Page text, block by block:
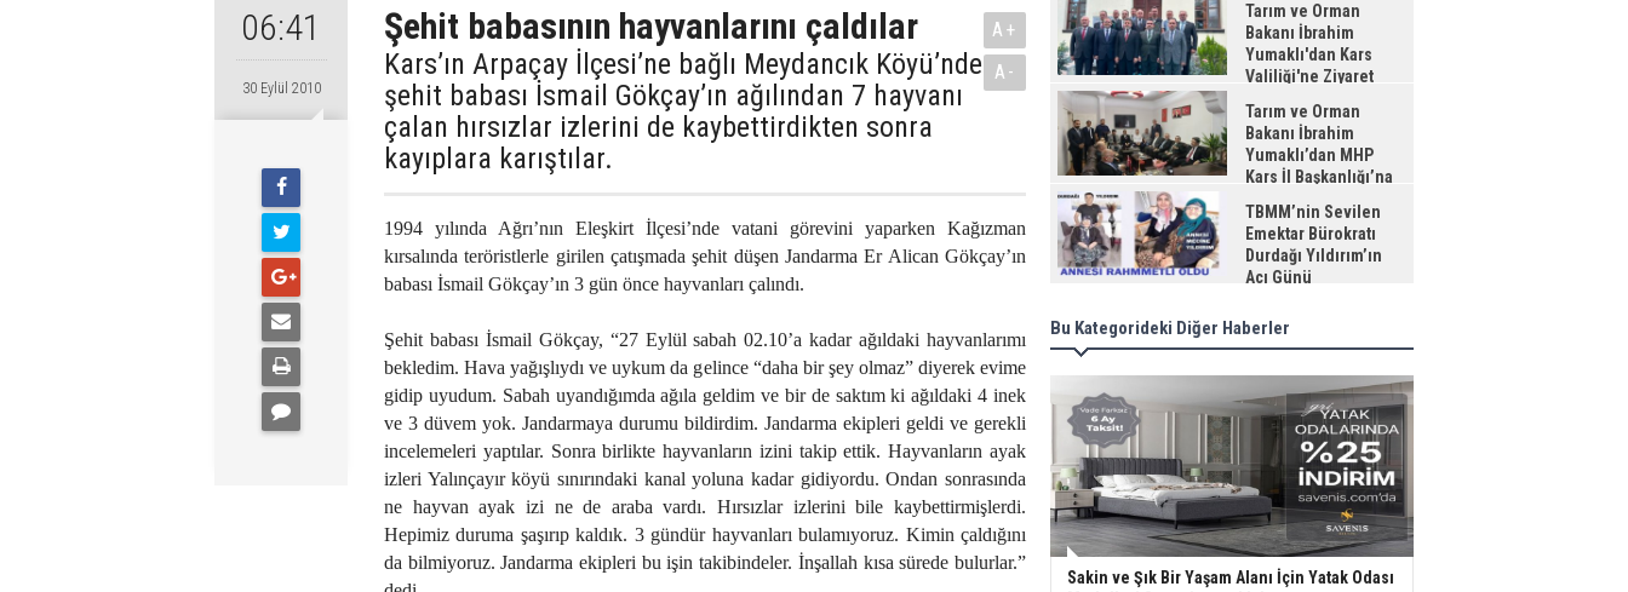
06:41
30 Eylül 2010
Şehit babasının hayvanlarını çaldılar
Kars’ın Arpaçay İlçesi’ne bağlı Meydancık Köyü’nde
şehit babası İsmail Gökçay’ın ağılından 7 hayvanı
çalan hırsızlar izlerini de kaybettirdikten sonra
kayıplara karıştılar.
A+
A-
1994 yılında Ağrı’nın Eleşkirt İlçesi’nde vatani görevini yaparken Kağızman
kırsalında teröristlerle girilen çatışmada şehit düşen Jandarma Er Alican Gökçay’ın
babası İsmail Gökçay’ın 3 gün önce hayvanları çalındı.
Şehit babası İsmail Gökçay, “27 Eylül sabah 02.10’a kadar ağıldaki hayvanlarımı
bekledim. Hava yağışlıydı ve uykum da gelince “daha bir şey olmaz” diyerek evime
gidip uyudum. Sabah uyandığımda ağıla geldim ve bir de saktım ki ağıldaki 4 inek
ve 3 düvem yok. Jandarmaya durumu bildirdim. Jandarma ekipleri geldi ve gerekli
incelemeleri yaptılar. Sonra birlikte hayvanların izini takip ettik. Hayvanların ayak
izleri Yalınçayır köyü sınırındaki kanal yoluna kadar gidiyordu. Ondan sonrasında
ne hayvan ayak izi ne de araba vardı. Hırsızlar izlerini bile kaybettirmişlerdi.
Hepimiz duruma şaşırıp kaldık. 3 gündür hayvanları bulamıyoruz. Kimin çaldığını
da bilmiyoruz. Jandarma ekipleri bu işin takibindeler. İnşallah kısa sürede bulurlar.”
Tarım ve Orman
Bakanı İbrahim
Yumaklı'dan Kars
Valiliği'ne Ziyaret
Tarım ve Orman
Bakanı İbrahim
Yumaklı’dan MHP
Kars İl Başkanlığı’na
Ziyaret
TBMM’nin Sevilen
Emektar Bürokratı
Durdağı Yıldırım’ın
Acı Günü
Bu Kategorideki Diğer Haberler
Sakin ve Şık Bir Yaşam Alanı İçin Yatak Odası